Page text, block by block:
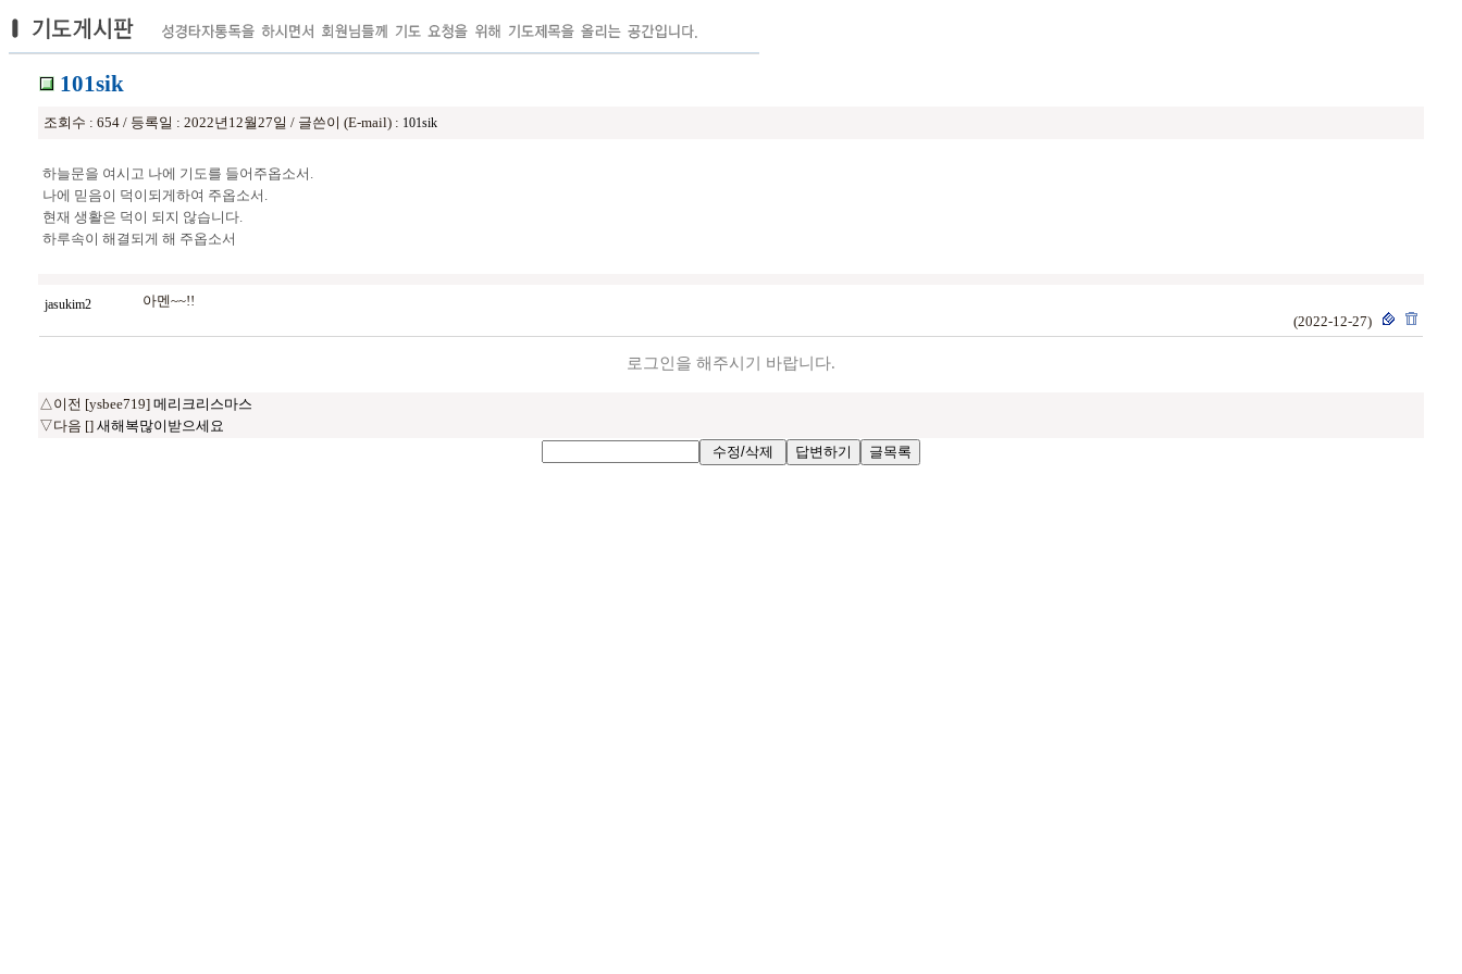
101sik
조회수 : 654 / 등록일 : 2022년12월27일 / 글쓴이 (E-mail) : 101sik
하늘문을 여시고 나에 기도를 들어주옵소서.
나에 믿음이 덕이되게하여 주옵소서.
현재 생활은 덕이 되지 않습니다.
하루속이 해결되게 해 주옵소서
jasukim2
아멘~~!!
(2022-12-27)
로그인을 해주시기 바랍니다.
△이전 [ysbee719] 메리크리스마스
▽다음 [] 새해복많이받으세요